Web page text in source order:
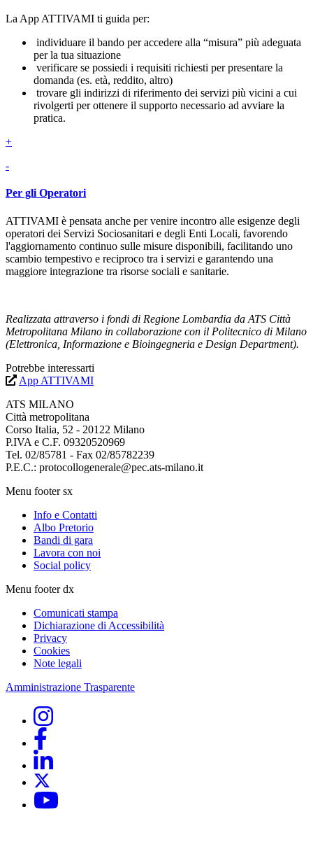
La App ATTIVAMI ti guida per:
individuare il bando per accedere alla “misura” più adeguata
per la tua situazione
verificare se possiedi i requisiti richiesti per presentare la
domanda (es. età, reddito, altro)
trovare gli indirizzi di riferimento dei servizi più vicini a cui
rivolgerti per ottenere il supporto necessario ad avviare la
pratica.
+
-
Per gli Operatori
ATTIVAMI è pensata anche per venire incontro alle esigenze degli
operatori dei Servizi Sociosanitari e degli Enti Locali, favorendo
l'aggiornamento continuo sulle misure disponibili, facilitando uno
scambio tempestivo e reciproco tra i servizi e garantendo una
maggiore integrazione tra risorse sociali e sanitarie.
Realizzata attraverso i fondi di Regione Lombardia da ATS Città
Metropolitana Milano in collaborazione con il Politecnico di Milano
(Elettronica, Informazione e Bioingegneria e Design Department).
Potrebbe interessarti
App ATTIVAMI
ATS MILANO
Città metropolitana
Corso Italia, 52 - 20122 Milano
P.IVA e C.F. 09320520969
Tel. 02/85781 - Fax 02/85782239
P.E.C.: protocollogenerale@pec.ats-milano.it
Menu footer sx
Info e Contatti
Albo Pretorio
Bandi di gara
Lavora con noi
Social policy
Menu footer dx
Comunicati stampa
Dichiarazione di Accessibilità
Privacy
Cookies
Note legali
Amministrazione Trasparente